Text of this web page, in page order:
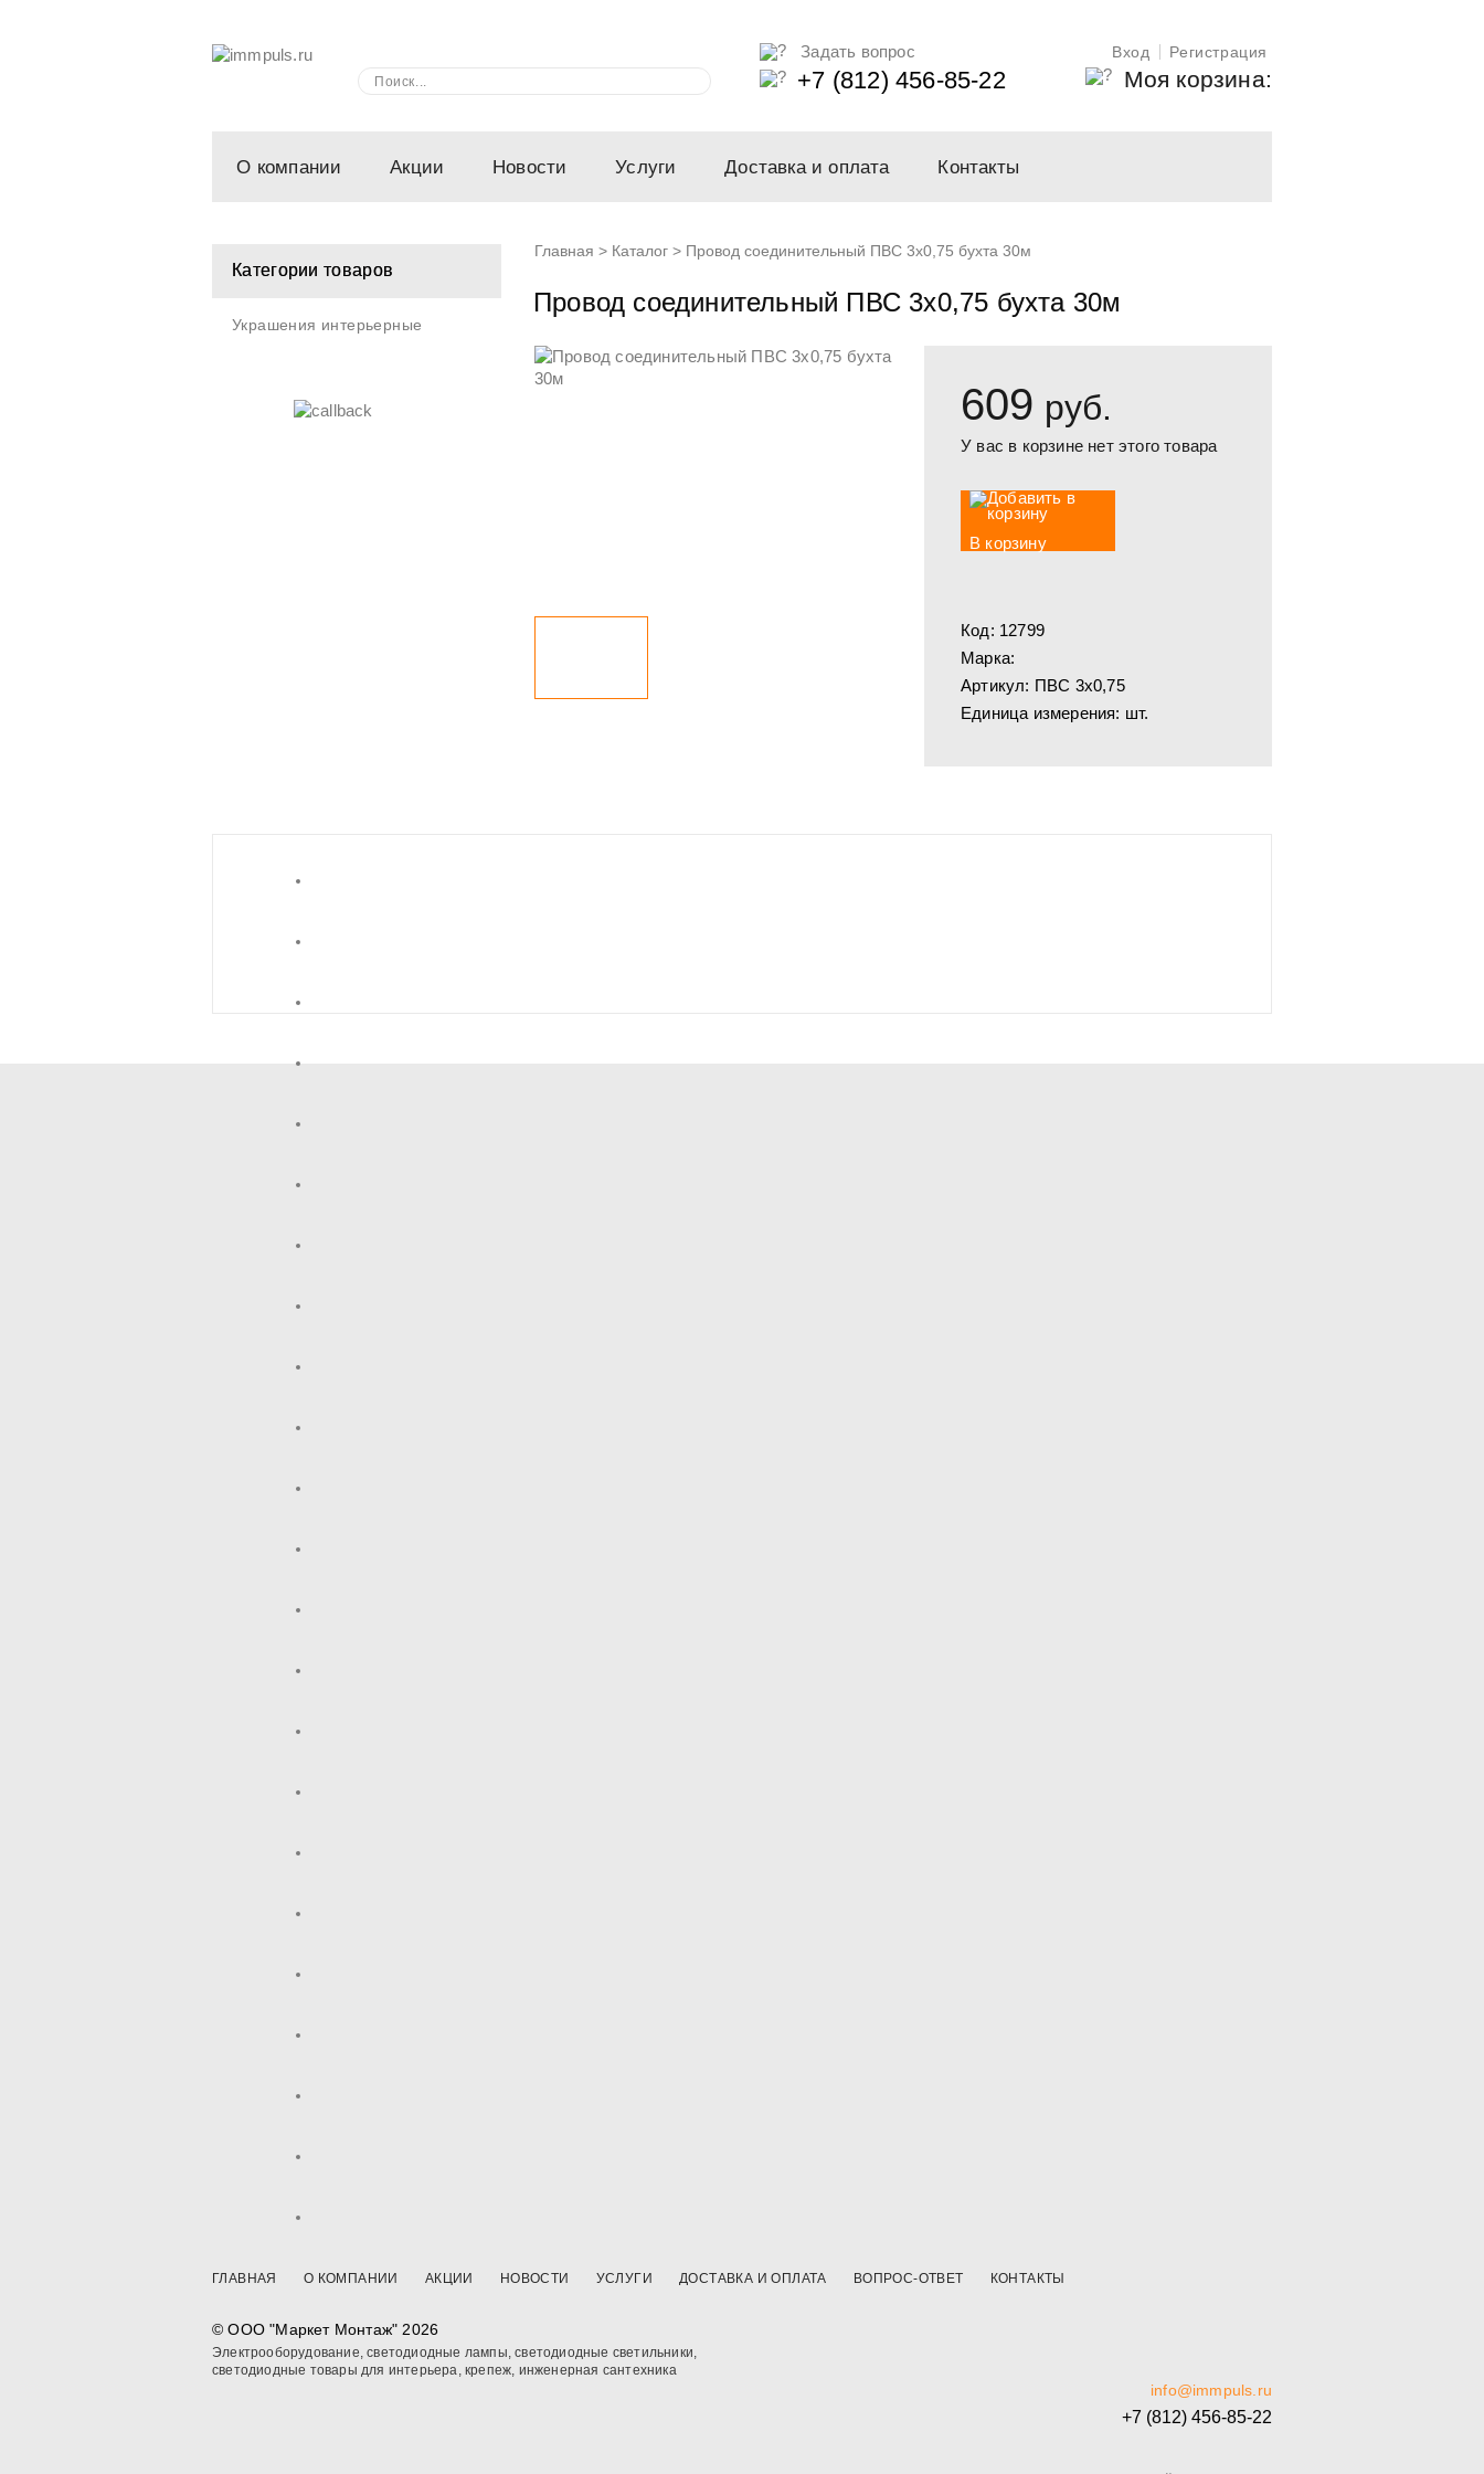
Задать вопрос
+7 (812) 456-85-22
Регистрация
Вход
Моя корзина:
О компании Акции Новости Услуги Доставка и оплата Контакты
Категории товаров
Украшения интерьерные
Главная > Каталог > Провод соединительный ПВС 3х0,75 бухта 30м
Провод соединительный ПВС 3х0,75 бухта 30м
609 руб.
У вас в корзине нет этого товара
В корзину
Код: 12799
Марка:
Артикул: ПВС 3х0,75
Единица измерения: шт.
ГЛАВНАЯ О КОМПАНИИ АКЦИИ НОВОСТИ УСЛУГИ ДОСТАВКА И ОПЛАТА ВОПРОС-ОТВЕТ КОНТАКТЫ
© OOO "Маркет Монтаж" 2026
Электрооборудование, светодиодные лампы, светодиодные светильники,
светодиодные товары для интерьера, крепеж, инженерная сантехника
info@immpuls.ru
+7 (812) 456-85-22